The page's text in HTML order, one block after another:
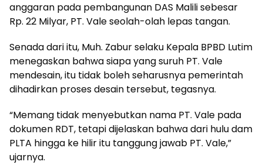
anggaran pada pembangunan DAS Malili sebesar
Rp. 22 Milyar, PT. Vale seolah-olah lepas tangan.
Senada dari itu, Muh. Zabur selaku Kepala BPBD Lutim
menegaskan bahwa siapa yang suruh PT. Vale
mendesain, itu tidak boleh seharusnya pemerintah
dihadirkan proses desain tersebut, tegasnya.
“Memang tidak menyebutkan nama PT. Vale pada
dokumen RDT, tetapi dijelaskan bahwa dari hulu dam
PLTA hingga ke hilir itu tanggung jawab PT. Vale,”
ujarnya.